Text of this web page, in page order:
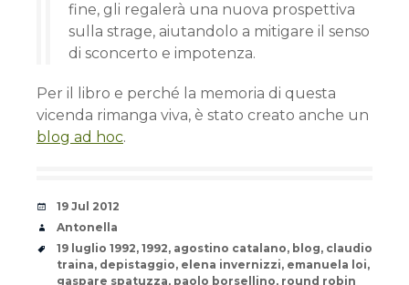
fine, gli regalerà una nuova prospettiva
sulla strage, aiutandolo a mitigare il senso
di sconcerto e impotenza.
Per il libro e perché la memoria di questa
vicenda rimanga viva, è stato creato anche un
blog ad hoc.
Date
19 Jul 2012
Author
Antonella
Tags
19 luglio 1992, 1992, agostino catalano, blog, claudio
traina, depistaggio, elena invernizzi, emanuela loi,
gaspare spatuzza, paolo borsellino, round robin